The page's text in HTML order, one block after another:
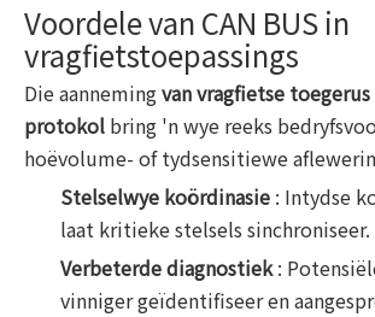
Voordele van CAN BUS in
vragfietstoepassings
Die aannemingvan vragfietse
protokol bring 'n wye reeks
hoëvolume- of tydsensitiewe
Stelselwye koördinasie : Intydse
laat kritieke stelsels sinchroniseer.
Verbeterde diagnostiek:
vinniger geïdentifiseer en